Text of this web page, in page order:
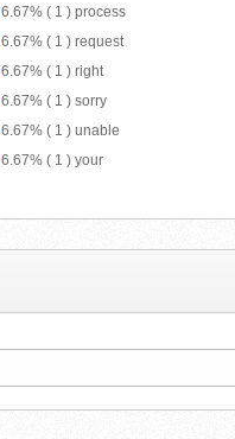
6.67% ( 1 ) process
6.67% ( 1 ) request
6.67% ( 1 ) right
6.67% ( 1 ) sorry
6.67% ( 1 ) unable
6.67% ( 1 ) your